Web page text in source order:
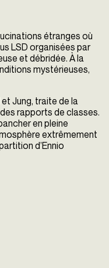
étranges où
LSD organisées par
et débridée. À la
mystérieuses,
Jung, traite de la
rapports de classes.
en pleine
extrêmement
d’Ennio